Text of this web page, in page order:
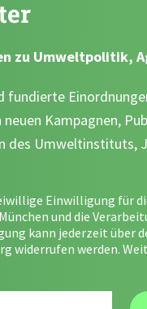
zu Umweltpolitik,
fundierte
Kampagnen,
des Umweltinstituts,
Einwilligung für
und die
kann jederzeit über
widerrufen werden.